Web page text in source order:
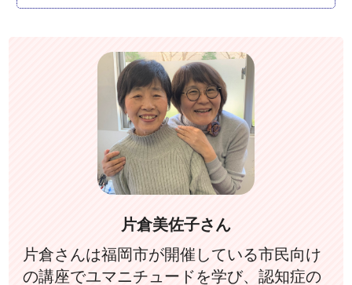
片倉美佐子さん
片倉さんは福岡市が開催している市民向け
の講座でユマニチュードを学び、認知症の